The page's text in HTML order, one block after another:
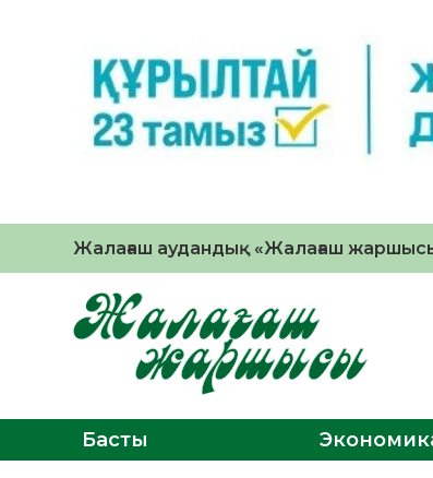
Жалағаш аудандық «Жалағаш
Басты